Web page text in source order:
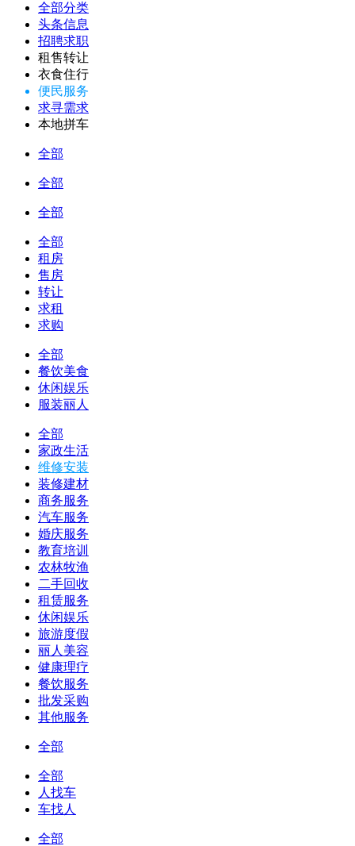
全部分类
头条信息
招聘求职
租售转让
衣食住行
便民服务
求寻需求
本地拼车
全部
全部
全部
全部
租房
售房
转让
求租
求购
全部
餐饮美食
休闲娱乐
服装丽人
全部
家政生活
维修安装
装修建材
商务服务
汽车服务
婚庆服务
教育培训
农林牧渔
二手回收
租赁服务
休闲娱乐
旅游度假
丽人美容
健康理疗
餐饮服务
批发采购
其他服务
全部
全部
人找车
车找人
全部